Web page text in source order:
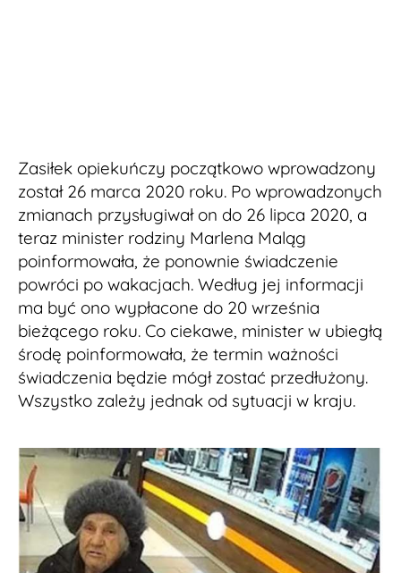
Zasiłek opiekuńczy początkowo wprowadzony
został 26 marca 2020 roku. Po wprowadzonych
zmianach przysługiwał on do 26 lipca 2020, a
teraz minister rodziny Marlena Maląg
poinformowała, że ponownie świadczenie
powróci po wakacjach. Według jej informacji
ma być ono wypłacone do 20 września
bieżącego roku. Co ciekawe, minister w ubiegłą
środę poinformowała, że termin ważności
świadczenia będzie mógł zostać przedłużony.
Wszystko zależy jednak od sytuacji w kraju.